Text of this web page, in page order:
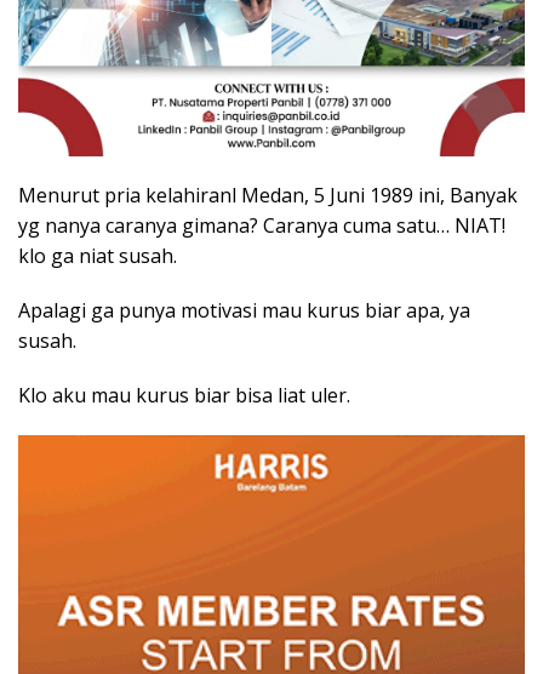
Menurut pria kelahiranl Medan, 5 Juni 1989 ini, Banyak
yg nanya caranya gimana? Caranya cuma satu… NIAT!
klo ga niat susah.
Apalagi ga punya motivasi mau kurus biar apa, ya
susah.
Klo aku mau kurus biar bisa liat uler.